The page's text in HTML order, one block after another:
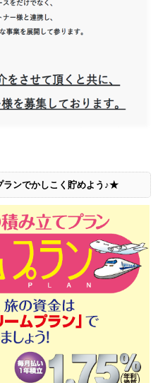
ンでかしこく貯めよう♪★